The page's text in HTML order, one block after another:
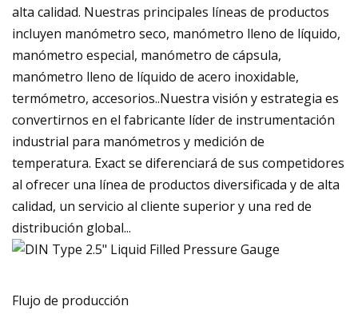
alta calidad. Nuestras principales líneas de productos
incluyen manómetro seco, manómetro lleno de líquido,
manómetro especial, manómetro de cápsula,
manómetro lleno de líquido de acero inoxidable,
termómetro, accesorios..Nuestra visión y estrategia es
convertirnos en el fabricante líder de instrumentación
industrial para manómetros y medición de
temperatura. Exact se diferenciará de sus competidores
al ofrecer una línea de productos diversificada y de alta
calidad, un servicio al cliente superior y una red de
distribución global...
Flujo de producción